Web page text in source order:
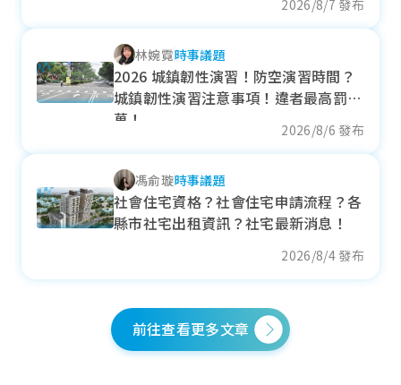
2026/8/7 發布
林婉霓時事議題
2026 城鎮韌性演習！防空演習時間？
城鎮韌性演習注意事項！違者最高罰15
萬！
2026/8/6 發布
馮俞璇時事議題
社會住宅資格？社會住宅申請流程？各
縣市社宅出租資訊？社宅最新消息！
2026/8/4 發布
前往查看更多文章